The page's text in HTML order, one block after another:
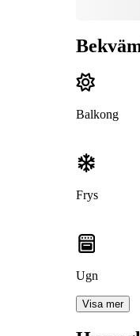
Balkong
Frys
Ugn
Visa mer